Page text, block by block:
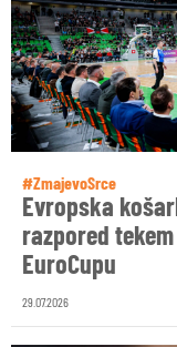
#ZmajevoSrce
Evropska
razpored
EuroCupu
29.07.2026